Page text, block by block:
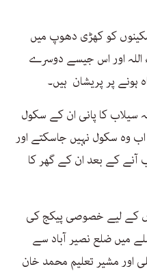
کو کھڑی دھوپ میں
اللہ اور اس جیسے دوسرے
ہونے پر پریشان ہیں۔
کہ سیلاب کا پانی ان کے سکول
وہ سکول نہیں جاسکتے اور
آنے کے بعد ان کے گھر کا
کے لیے خصوصی پیکج کی
میں ضلع نصیر آباد سے
اور مشیر تعلیم محمد خان